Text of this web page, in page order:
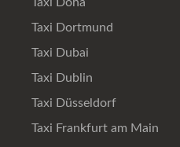
Taxi Dortmund
Taxi Dubai
Taxi Dublin
Taxi Düsseldorf
Taxi Frankfurt am Main